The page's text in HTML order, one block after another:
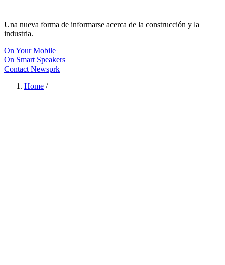
Una nueva forma de informarse acerca de la construcción y la
industria.
On Your Mobile
On Smart Speakers
Contact Newsprk
Home /